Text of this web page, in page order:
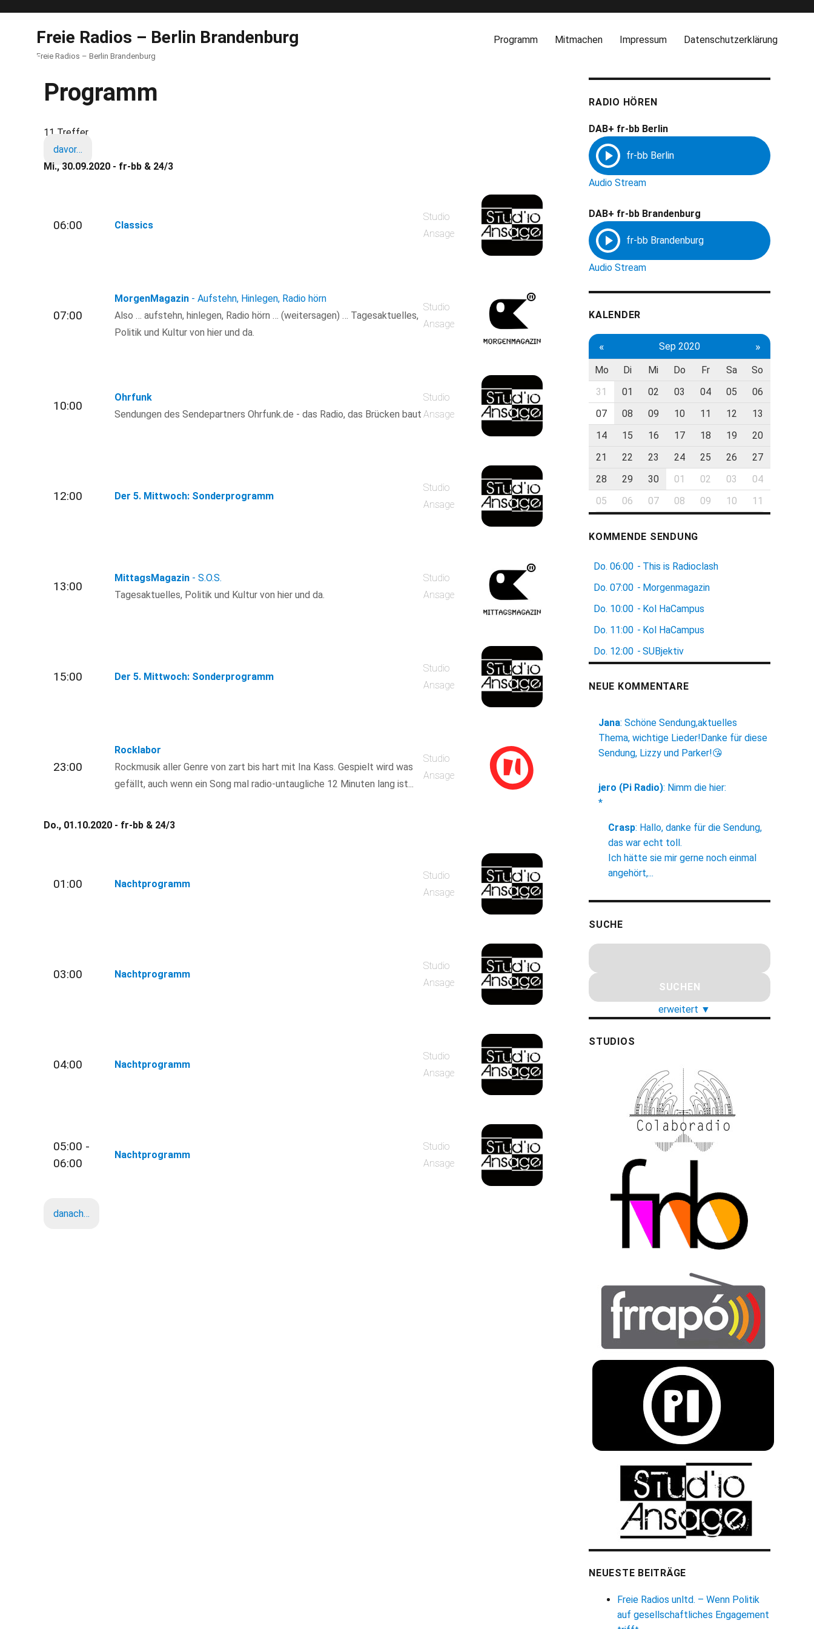
Freie Radios – Berlin Brandenburg
Freie Radios – Berlin Brandenburg
Programm Mitmachen Impressum Datenschutzerklärung
Programm
11 Treffer
davor…
Mi., 30.09.2020 - fr-bb & 24/3
06:00 Classics
Studio
Ansage
07:00
MorgenMagazin - Aufstehn, Hinlegen, Radio hörn
Also … aufstehn, hinlegen, Radio hörn … (weitersagen) … Tagesaktuelles,
Politik und Kultur von hier und da.
Studio
Ansage
10:00
Ohrfunk
Sendungen des Sendepartners Ohrfunk.de - das Radio, das Brücken baut
Studio
Ansage
12:00 Der 5. Mittwoch: Sonderprogramm
Studio
Ansage
13:00
MittagsMagazin - S.O.S.
Tagesaktuelles, Politik und Kultur von hier und da.
Studio
Ansage
15:00 Der 5. Mittwoch: Sonderprogramm
Studio
Ansage
23:00
Rocklabor
Rockmusik aller Genre von zart bis hart mit Ina Kass. Gespielt wird was
gefällt, auch wenn ein Song mal radio-untaugliche 12 Minuten lang ist...
Studio
Ansage
Do., 01.10.2020 - fr-bb & 24/3
01:00 Nachtprogramm
Studio
Ansage
03:00 Nachtprogramm
Studio
Ansage
04:00 Nachtprogramm
Studio
Ansage
05:00 -
06:00
Nachtprogramm
Studio
Ansage
danach…
RADIO HÖREN
DAB+ fr-bb Berlin
Audio Stream
DAB+ fr-bb Brandenburg
Audio Stream
KALENDER
« Sep 2020 »
Mo Di Mi Do Fr Sa
So
31
01 02 03 04 05
06
07
08 09 10 11 12
13
14
15 16 17 18 19
20
21
22 23 24 25 26
27
28
29 30 01 02 03
04
05
06 07 08 09 10 11
KOMMENDE SENDUNG
Do. 06:00 - This is Radioclash
Do. 07:00 - Morgenmagazin
Do. 10:00 - Kol HaCampus
Do. 11:00 - Kol HaCampus
Do. 12:00 - SUBjektiv
NEUE KOMMENTARE
Jana: Schöne Sendung,aktuelles
Thema, wichtige Lieder!Danke für diese
Sendung, Lizzy und Parker!😘
jero (Pi Radio): Nimm die hier:
*
Crasp: Hallo, danke für die Sendung,
das war echt toll.
Ich hätte sie mir gerne noch einmal
angehört,...
SUCHE
erweitert ▼
STUDIOS
NEUESTE BEITRÄGE
Freie Radios unltd. – Wenn Politik
auf gesellschaftliches Engagement